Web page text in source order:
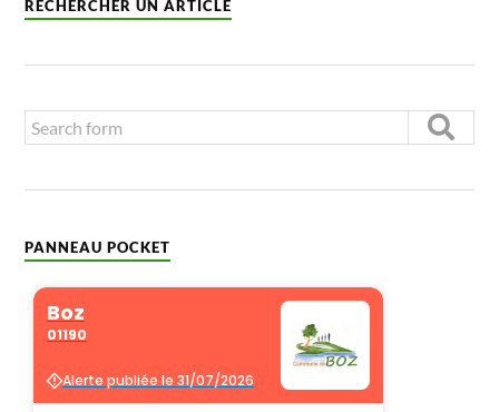
RECHERCHER UN ARTICLE
PANNEAU POCKET